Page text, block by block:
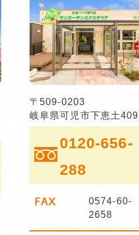
〒509-0203
岐阜県可児市下恵土
0120-656-
288
FAX
0574-60-
2658